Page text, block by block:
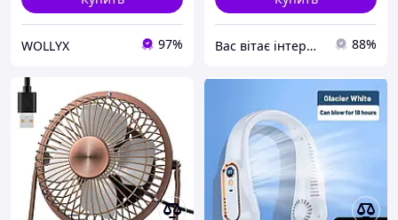
WOLLYX 97% Вас вітає інтернет магазин "LEADER" 88%